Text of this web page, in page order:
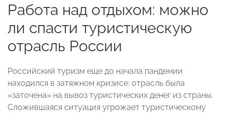
Работа над отдыхом: можно
ли спасти туристическую
отрасль России
Российский туризм еще до начала пандемии
находился в затяжном кризисе: отрасль была
«заточена» на вывоз туристических денег из страны.
Сложившаяся ситуация угрожает туристическому